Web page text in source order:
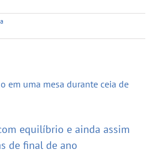
equilíbrio e ainda assim
de final de ano